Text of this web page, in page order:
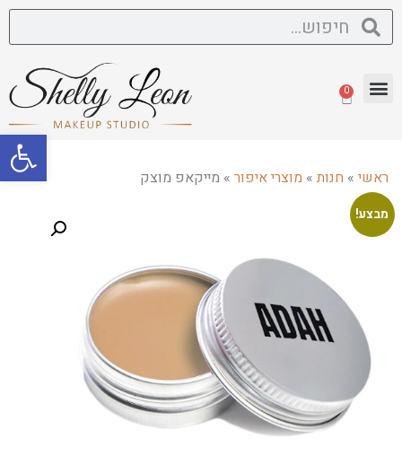
פתח
0
ראשי » חנות » מוצרי איפור » מייקאפ מוצק
מבצע!